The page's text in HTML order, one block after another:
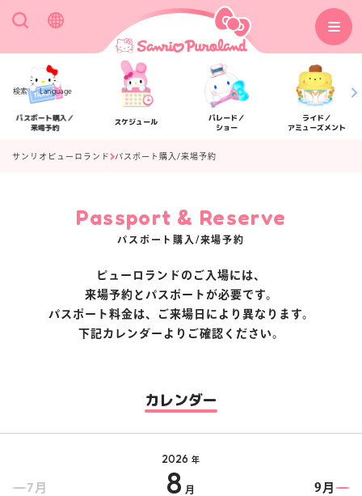
検索 Language
パスポート購入／
来場予約
スケジュール
パレード／
ショー
ライド／
アミューズメント
アクセス フロアマップ
サンリオピューロランド パスポート購入/来場予約
Passport & Reserve
パスポート購入/来場予約
ピューロランドのご入場には、
来場予約とパスポートが必要です。
パスポート料金は、ご来場日により異なります。
下記カレンダーよりご確認ください。
カレンダー
7月
2026 年
8 月 9月